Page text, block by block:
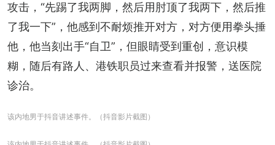
攻击，“先踢了我两脚，然后用肘顶了我两下，然后推
了我一下”，他感到不耐烦推开对方，对方便用拳头捶
他，他当刻出手“自卫”，但眼睛受到重创，意识模
糊，随后有路人、港铁职员过来查看并报警，送医院
诊治。
该内地男于抖音讲述事件。（抖音影片截图）